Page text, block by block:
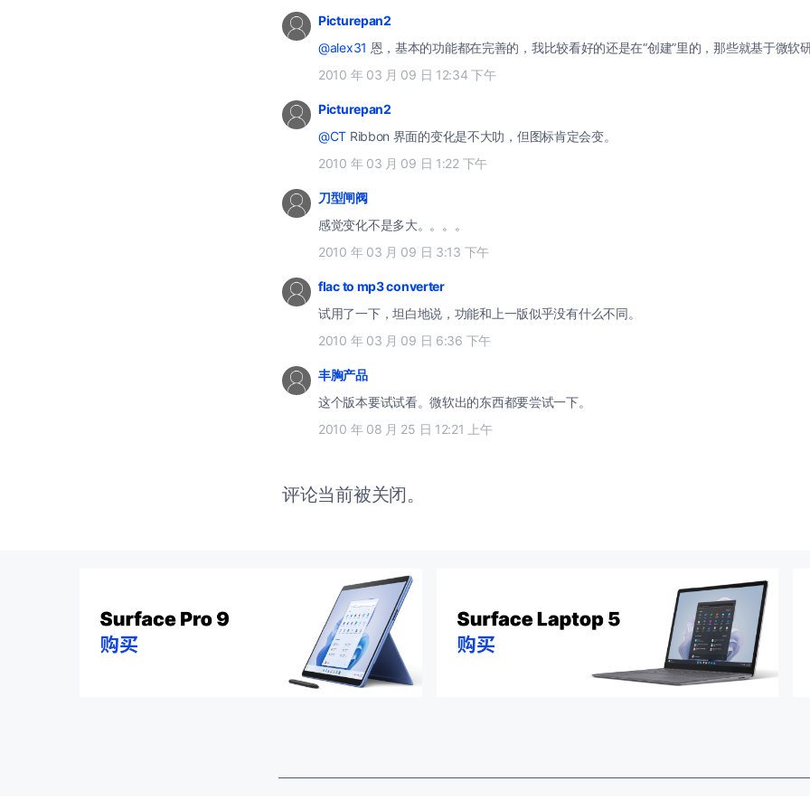
Picturepan2
@alex31 恩，基本的功能都在完善的，我比较看好的还是在“创建”里的，那些就基于微软
2010 年 03 月 09 日 12:34 下午
Picturepan2
@CT Ribbon 界面的变化是不大叻，但图标肯定会变。
2010 年 03 月 09 日 1:22 下午
刀型闸阀
感觉变化不是多大。。。。
2010 年 03 月 09 日 3:13 下午
flac to mp3 converter
试用了一下，坦白地说，功能和上一版似乎没有什么不同。
2010 年 03 月 09 日 6:36 下午
丰胸产品
这个版本要试试看。微软出的东西都要尝试一下。
2010 年 08 月 25 日 12:21 上午
评论当前被关闭。